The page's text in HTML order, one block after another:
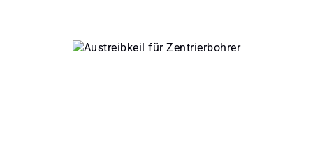
Bildergalerie überspringen